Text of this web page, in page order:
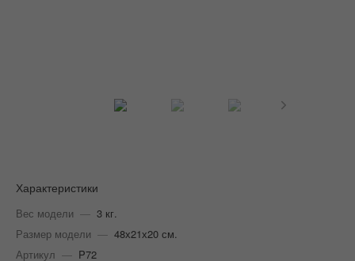
Характеристики
Вес модели — 3 кг.
Размер модели — 48х21х20 см.
Артикул — P72